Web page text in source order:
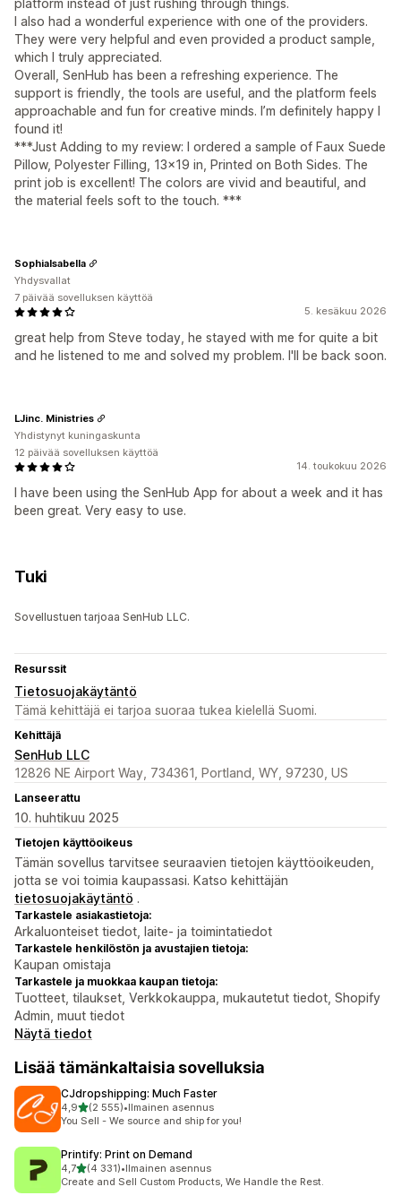
platform instead of just rushing through things.
I also had a wonderful experience with one of the providers.
They were very helpful and even provided a product sample,
which I truly appreciated.
Overall, SenHub has been a refreshing experience. The
support is friendly, the tools are useful, and the platform feels
approachable and fun for creative minds. I’m definitely happy I
found it!
***Just Adding to my review: I ordered a sample of Faux Suede
Pillow, Polyester Filling, 13x19 in, Printed on Both Sides. The
print job is excellent! The colors are vivid and beautiful, and
the material feels soft to the touch. ***
5. kesäkuu 2026
great help from Steve today, he stayed with me for quite a bit
and he listened to me and solved my problem. I'll be back soon.
SophiaIsabella
Yhdysvallat
7 päivää sovelluksen käyttöä
14. toukokuu 2026
I have been using the SenHub App for about a week and it has
been great. Very easy to use.
LJinc. Ministries
Yhdistynyt kuningaskunta
12 päivää sovelluksen käyttöä
Tuki
Sovellustuen tarjoaa SenHub LLC.
Resurssit
Tietosuojakäytäntö
Tämä kehittäjä ei tarjoa suoraa tukea kielellä Suomi.
Kehittäjä
SenHub LLC
12826 NE Airport Way, 734361, Portland, WY, 97230, US
Lanseerattu
10. huhtikuu 2025
Tietojen käyttöoikeus
Tämän sovellus tarvitsee seuraavien tietojen käyttöoikeuden,
jotta se voi toimia kaupassasi. Katso kehittäjän
tietosuojakäytäntö .
Tarkastele asiakastietoja:
Arkaluonteiset tiedot, laite- ja toimintatiedot
Tarkastele henkilöstön ja avustajien tietoja:
Kaupan omistaja
Tarkastele ja muokkaa kaupan tietoja:
Tuotteet, tilaukset, Verkkokauppa, mukautetut tiedot, Shopify
Admin, muut tiedot
Näytä tiedot
Lisää tämänkaltaisia sovelluksia
CJdropshipping: Much Faster
4,9/ 5 tähteä
(2 555)
2555 arvostelua yhteensä
•Ilmainen asennus
You Sell - We source and ship for you!
Printify: Print on Demand
4,7/ 5 tähteä
(4 331)
4331 arvostelua yhteensä
•Ilmainen asennus
Create and Sell Custom Products, We Handle the Rest.